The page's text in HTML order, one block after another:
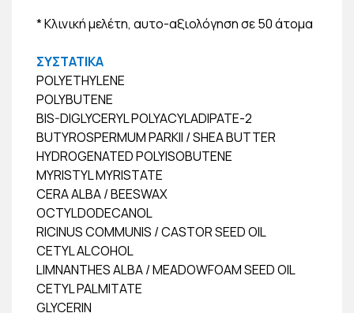
* Κλινική μελέτη, αυτο-αξιολόγηση σε 50 άτομα
ΣΥΣΤΑΤΙΚΑ
POLYETHYLENE
POLYBUTENE
BIS-DIGLYCERYL POLYACYLADIPATE-2
BUTYROSPERMUM PARKII / SHEA BUTTER
HYDROGENATED POLYISOBUTENE
MYRISTYL MYRISTATE
CERA ALBA / BEESWAX
OCTYLDODECANOL
RICINUS COMMUNIS / CASTOR SEED OIL
CETYL ALCOHOL
LIMNANTHES ALBA / MEADOWFOAM SEED OIL
CETYL PALMITATE
GLYCERIN